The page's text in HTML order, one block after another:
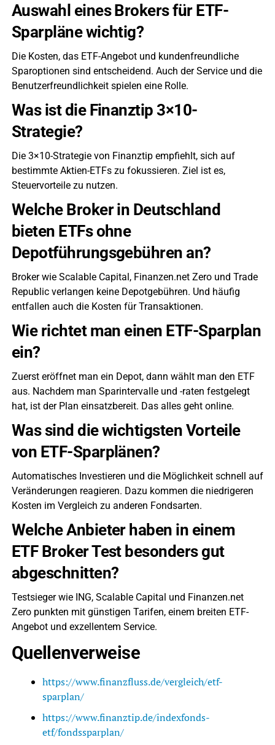
Auswahl eines Brokers für ETF-
Sparpläne wichtig?
Die Kosten, das ETF-Angebot und kundenfreundliche
Sparoptionen sind entscheidend. Auch der Service und die
Benutzerfreundlichkeit spielen eine Rolle.
Was ist die Finanztip 3×10-
Strategie?
Die 3×10-Strategie von Finanztip empfiehlt, sich auf
bestimmte Aktien-ETFs zu fokussieren. Ziel ist es,
Steuervorteile zu nutzen.
Welche Broker in Deutschland
bieten ETFs ohne
Depotführungsgebühren an?
Broker wie Scalable Capital, Finanzen.net Zero und Trade
Republic verlangen keine Depotgebühren. Und häufig
entfallen auch die Kosten für Transaktionen.
Wie richtet man einen ETF-Sparplan
ein?
Zuerst eröffnet man ein Depot, dann wählt man den ETF
aus. Nachdem man Sparintervalle und -raten festgelegt
hat, ist der Plan einsatzbereit. Das alles geht online.
Was sind die wichtigsten Vorteile
von ETF-Sparplänen?
Automatisches Investieren und die Möglichkeit schnell auf
Veränderungen reagieren. Dazu kommen die niedrigeren
Kosten im Vergleich zu anderen Fondsarten.
Welche Anbieter haben in einem
ETF Broker Test besonders gut
abgeschnitten?
Testsieger wie ING, Scalable Capital und Finanzen.net
Zero punkten mit günstigen Tarifen, einem breiten ETF-
Angebot und exzellentem Service.
Quellenverweise
https://www.finanzfluss.de/vergleich/etf-
sparplan/
https://www.finanztip.de/indexfonds-
etf/fondssparplan/